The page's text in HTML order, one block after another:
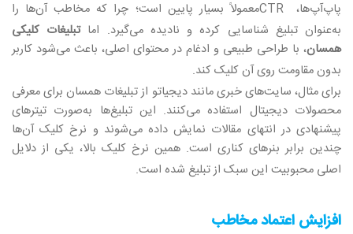
پاپ‌آپ‌ها،
CTRمعمولاً بسیار پایین است؛ چرا که مخاطب آن‌ها را
به‌عنوان تبلیغ شناسایی کرده و نادیده می‌گیرد. اماتبلیغات کلیکی
همسان، با طراحی طبیعی و ادغام در محتوای اصلی، باعث می‌شود کاربر
بدون مقاومت روی آن کلیک کند.
برای مثال، سایت‌های خبری مانند دیجیاتو از تبلیغات همسان برای معرفی
محصولات دیجیتال استفاده می‌کنند. این تبلیغ‌ها به‌صورت تیترهای
پیشنهادی در انتهای مقالات نمایش داده می‌شوند و نرخ کلیک آن‌ها
چندین برابر بنرهای کناری است. همین نرخ کلیک بالا، یکی از دلایل
اصلی محبوبیت این سبک از تبلیغ شده است.
افزایش اعتماد مخاطب